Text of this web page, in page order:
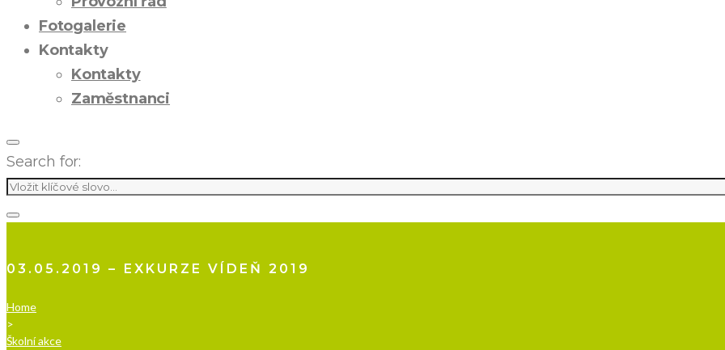
Fotogalerie
Kontakty
Kontakty
Zaměstnanci
Search for:
03.05.2019 – EXKURZE VÍDEŇ 2019
Home
>
Školní akce